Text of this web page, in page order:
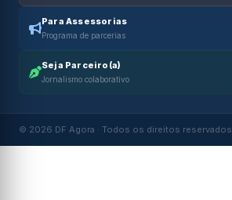
Para Assessorias
Programa de parcerias
Seja Parceiro(a)
Jornalismo colaborativo
© 2026 DF Agora · Todos os direitos reservados